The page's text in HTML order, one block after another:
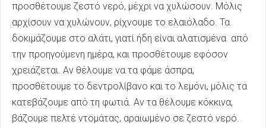
προσθέτουμε ζεστό νερό, μέχρι να χυλώσουν. Μόλις
αρχίσουν να χυλώνουν, ρίχνουμε το ελαιόλαδο. Τα
δοκιμάζουμε στο αλάτι, γιατί ήδη είναι αλατισμένα από
την προηγούμενη ημέρα, και προσθέτουμε εφόσον
χρειάζεται. Αν θέλουμε να τα φάμε άσπρα,
προσθέτουμε το δεντρολίβανο και το λεμόνι, μόλις τα
κατεβάζουμε από τη φωτιά. Αν τα θέλουμε κόκκινα,
βάζουμε πελτέ ντομάτας, αραιωμένο σε ζεστό νερό.